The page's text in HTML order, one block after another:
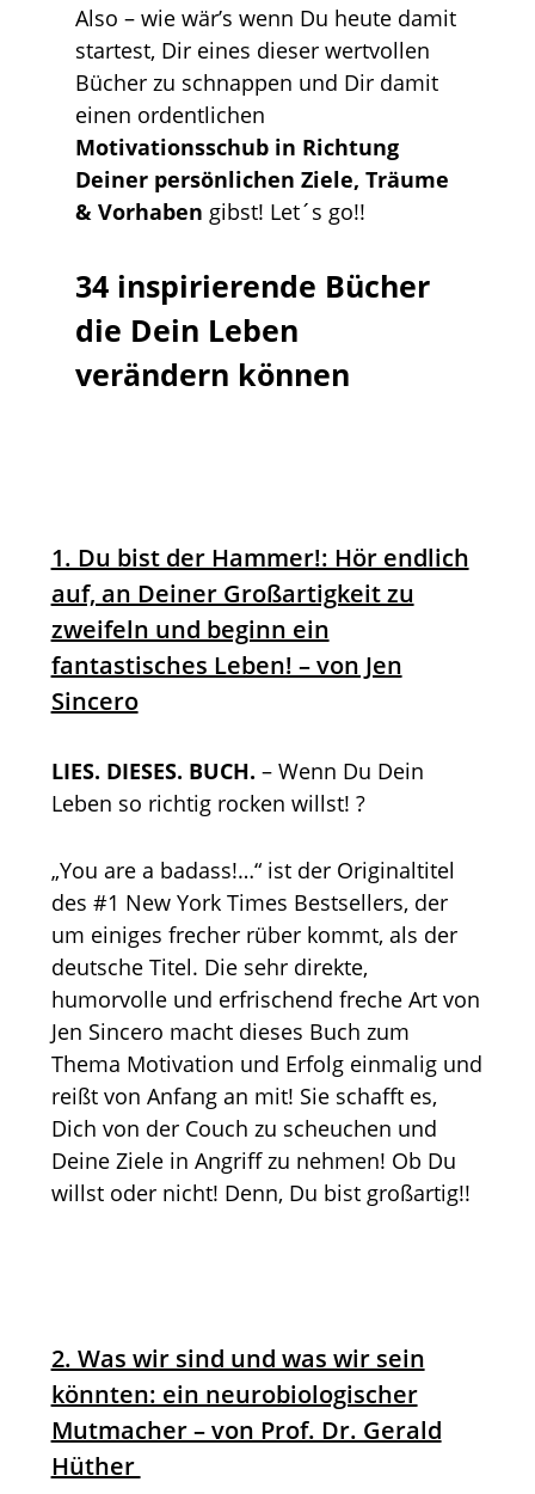
Also – wie wär’s wenn Du heute damit
startest, Dir eines dieser wertvollen
Bücher zu schnappen und Dir damit
einen ordentlichen
Motivationsschub in Richtung
Deiner persönlichen Ziele, Träume
& Vorhaben gibst! Let´s go!!
34 inspirierende Bücher
die Dein Leben
verändern können
1. Du bist der Hammer!: Hör endlich
auf, an Deiner Großartigkeit zu
zweifeln und beginn ein
fantastisches Leben! – von Jen
Sincero
LIES. DIESES. BUCH. – Wenn Du Dein
Leben so richtig rocken willst! ?
„You are a badass!…“ ist der Originaltitel
des #1 New York Times Bestsellers, der
um einiges frecher rüber kommt, als der
deutsche Titel. Die sehr direkte,
humorvolle und erfrischend freche Art von
Jen Sincero macht dieses Buch zum
Thema Motivation und Erfolg einmalig und
reißt von Anfang an mit! Sie schafft es,
Dich von der Couch zu scheuchen und
Deine Ziele in Angriff zu nehmen! Ob Du
willst oder nicht! Denn, Du bist großartig!!
2. Was wir sind und was wir sein
könnten: ein neurobiologischer
Mutmacher – von Prof. Dr. Gerald
Hüther